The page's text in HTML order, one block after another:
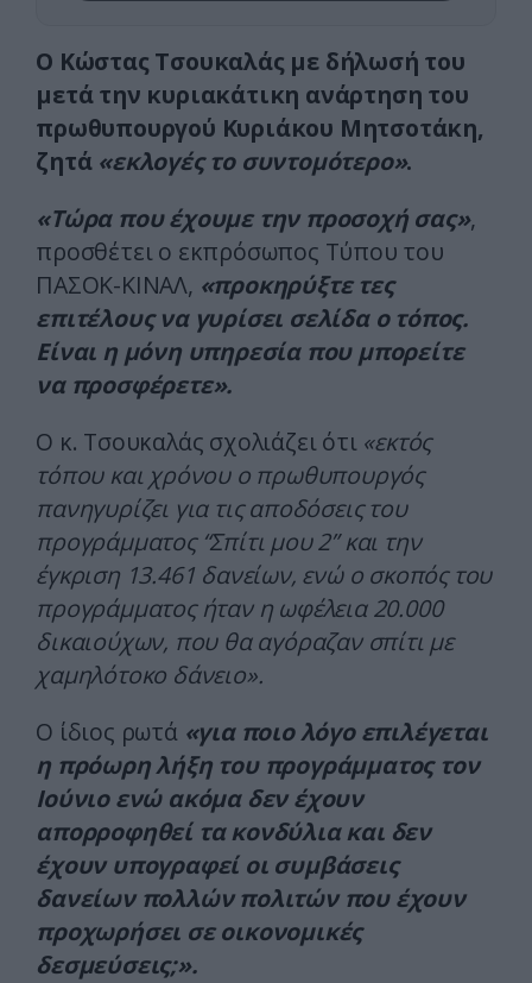
Ο Κώστας Τσουκαλάς με δήλωσή του
μετά την κυριακάτικη ανάρτηση του
πρωθυπουργού Κυριάκου Μητσοτάκη,
ζητά «εκλογές το συντομότερο».
«Τώρα που έχουμε την προσοχή σας»,
προσθέτει ο εκπρόσωπος Τύπου του
ΠΑΣΟΚ-ΚΙΝΑΛ, «προκηρύξτε τες
επιτέλους να γυρίσει σελίδα ο τόπος.
Είναι η μόνη υπηρεσία που μπορείτε
να προσφέρετε».
Ο κ. Τσουκαλάς σχολιάζει ότι «εκτός
τόπου και χρόνου ο πρωθυπουργός
πανηγυρίζει για τις αποδόσεις του
προγράμματος “Σπίτι μου 2” και την
έγκριση 13.461 δανείων, ενώ ο σκοπός του
προγράμματος ήταν η ωφέλεια 20.000
δικαιούχων, που θα αγόραζαν σπίτι με
χαμηλότοκο δάνειο».
Ο ίδιος ρωτά «για ποιο λόγο επιλέγεται
η πρόωρη λήξη του προγράμματος τον
Ιούνιο ενώ ακόμα δεν έχουν
απορροφηθεί τα κονδύλια και δεν
έχουν υπογραφεί οι συμβάσεις
δανείων πολλών πολιτών που έχουν
προχωρήσει σε οικονομικές
δεσμεύσεις;».